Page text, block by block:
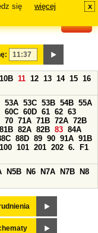
się
więcej x
10B 11 12 13 14 15 16
53A 53C 53B 54B 55A
60C 60D 61 62 63
70 71A 71B 72A 72B
81B 82A 82B 83 84A
88D 89 90 91A 91B
100 101 201 202 6.
F1
N5B N6 N7A N7B
N8